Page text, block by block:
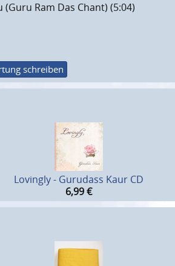
Ram Das Chant) (5:04)
schreiben
Lovingly - Gurudass Kaur CD
6,99€